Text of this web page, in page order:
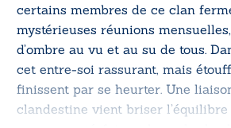
certains membres de ce clan
mystérieuses réunions
d’ombre au vu et au su de tous.
cet entre-soi rassurant, mais
finissent par se heurter. Une
clandestine vient briser